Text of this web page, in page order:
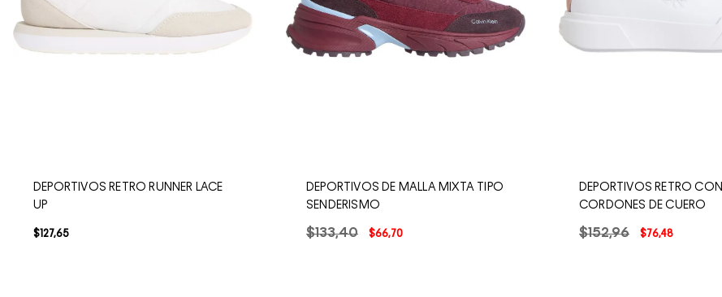
DEPORTIVOS RETRO RUNNER LACE
UP
$127,65
DEPORTIVOS DE MALLA MIXTA TIPO
SENDERISMO
$133,40 $66,70
DEPORTIVOS RETRO CON
CORDONES DE CUERO
$152,96 $76,48